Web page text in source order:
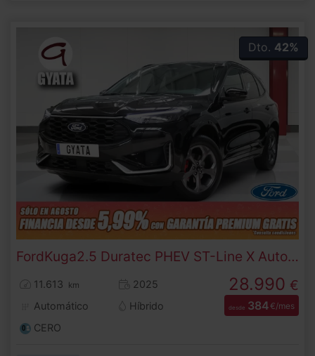
Dto. 42%
FordKuga 2.5 Duratec PHEV ST-Line X Auto 178 kW (243 CV)
11.613 km
2025
Automático
Híbrido
CERO
28.990 €
desde 384€/mes